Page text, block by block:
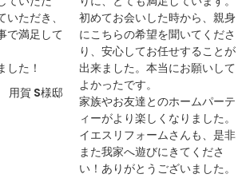
ただき、
で満足して
した！
用賀 S様邸
初めてお会いした時から、親身
にこちらの希望を聞いてくださ
り、安心してお任せすることが
出来ました。本当にお願いして
よかったです。
家族やお友達とのホームパーテ
ィーがより楽しくなりました。
イエスリフォームさんも、是非
また我家へ遊びにきてくださ
い！ありがとうございました。